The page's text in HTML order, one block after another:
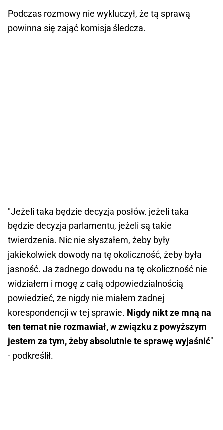
Podczas rozmowy nie wykluczył, że tą sprawą
powinna się zająć komisja śledcza.
"Jeżeli taka będzie decyzja posłów, jeżeli taka
będzie decyzja parlamentu, jeżeli są takie
twierdzenia. Nic nie słyszałem, żeby były
jakiekolwiek dowody na tę okoliczność, żeby była
jasność. Ja żadnego dowodu na tę okoliczność nie
widziałem i mogę z całą odpowiedzialnością
powiedzieć, że nigdy nie miałem żadnej
korespondencji w tej sprawie. Nigdy nikt ze mną na
ten temat nie rozmawiał, w związku z powyższym
jestem za tym, żeby absolutnie te sprawę wyjaśnić"
- podkreślił.